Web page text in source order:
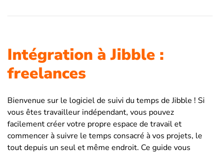
Intégration à Jibble :
freelances
Bienvenue sur le logiciel de suivi du temps de Jibble ! Si
vous êtes travailleur indépendant, vous pouvez
facilement créer votre propre espace de travail et
commencer à suivre le temps consacré à vos projets, le
tout depuis un seul et même endroit. Ce guide vous